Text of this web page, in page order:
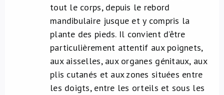
tout le corps, depuis le rebord
mandibulaire jusque et y compris la
plante des pieds. Il convient d’être
particulièrement attentif aux poignets,
aux aisselles, aux organes génitaux, aux
plis cutanés et aux zones situées entre
les doigts, entre les orteils et sous les